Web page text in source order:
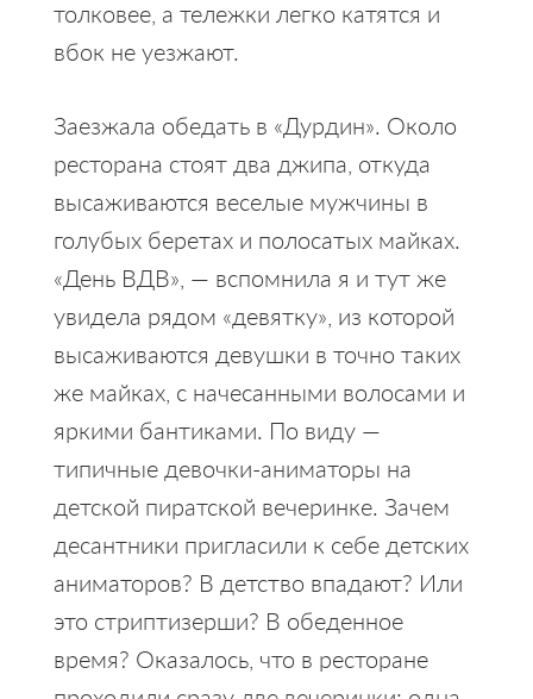
толковее, а тележки легко катятся и
вбок не уезжают.
Заезжала обедать в «Дурдин». Около
ресторана стоят два джипа, откуда
высаживаются веселые мужчины в
голубых беретах и полосатых майках.
«День ВДВ», — вспомнила я и тут же
увидела рядом «девятку», из которой
высаживаются девушки в точно таких
же майках, с начесанными волосами и
яркими бантиками. По виду —
типичные девочки-аниматоры на
детской пиратской вечеринке. Зачем
десантники пригласили к себе детских
аниматоров? В детство впадают? Или
это стриптизерши? В обеденное
время? Оказалось, что в ресторане